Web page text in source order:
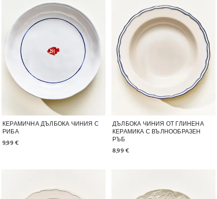
КЕРАМИЧНА ДЪЛБОКА ЧИНИЯ С
РИБА
9,99 €
ДЪЛБОКА ЧИНИЯ ОТ ГЛИНЕНА
КЕРАМИКА С ВЪЛНООБРАЗЕН
РЪБ
8,99 €